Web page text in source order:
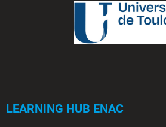
LEARNING HUB ENAC